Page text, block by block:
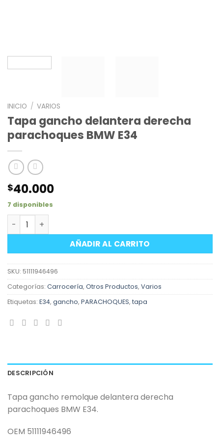
INICIO / VARIOS
Tapa gancho delantera derecha
parachoques BMW E34
$40.000
7 disponibles
Tapa gancho delantera derecha parachoques BMW
AÑADIR AL CARRITO
SKU: 51111946496
Categorías: Carrocería, Otros Productos, Varios
Etiquetas: E34, gancho, PARACHOQUES, tapa
DESCRIPCIÓN
Tapa gancho remolque delantera derecha
parachoques BMW E34.
OEM 51111946496